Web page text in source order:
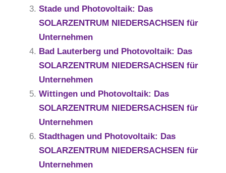
Stade und Photovoltaik: Das
SOLARZENTRUM NIEDERSACHSEN für
Unternehmen
Bad Lauterberg und Photovoltaik: Das
SOLARZENTRUM NIEDERSACHSEN für
Unternehmen
Wittingen und Photovoltaik: Das
SOLARZENTRUM NIEDERSACHSEN für
Unternehmen
Stadthagen und Photovoltaik: Das
SOLARZENTRUM NIEDERSACHSEN für
Unternehmen